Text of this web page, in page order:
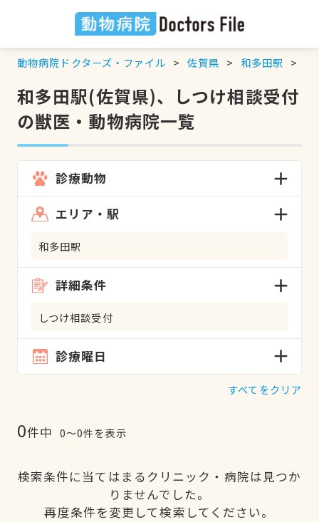
動物病院ドクターズ・ファイル 佐賀県 和多田駅
和多田駅(佐賀県)、しつけ相談受付
の獣医・動物病院一覧
診療動物
エリア・駅
和多田駅
詳細条件
しつけ相談受付
診療曜日
すべてをクリア
0件中 0〜0件を表示
検索条件に当てはまるクリニック・病院は見つか
りませんでした。
再度条件を変更して検索してください。